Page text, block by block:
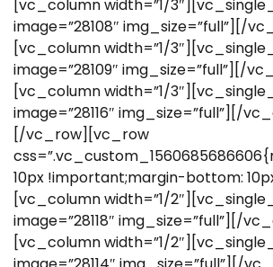
[vc_column width=”1/
image=”28108″ img_size=”full”][/
[vc_column width=”1/
image=”28109″ img_size=”full”][/
[vc_column width=”1/
image=”28116″ img_size=”full”][/
[/vc_row][vc_row
10px !important;margin-bottom:
[vc_column width=”1/
image=”28118″ img_size=”full”][/
[vc_column width=”1/